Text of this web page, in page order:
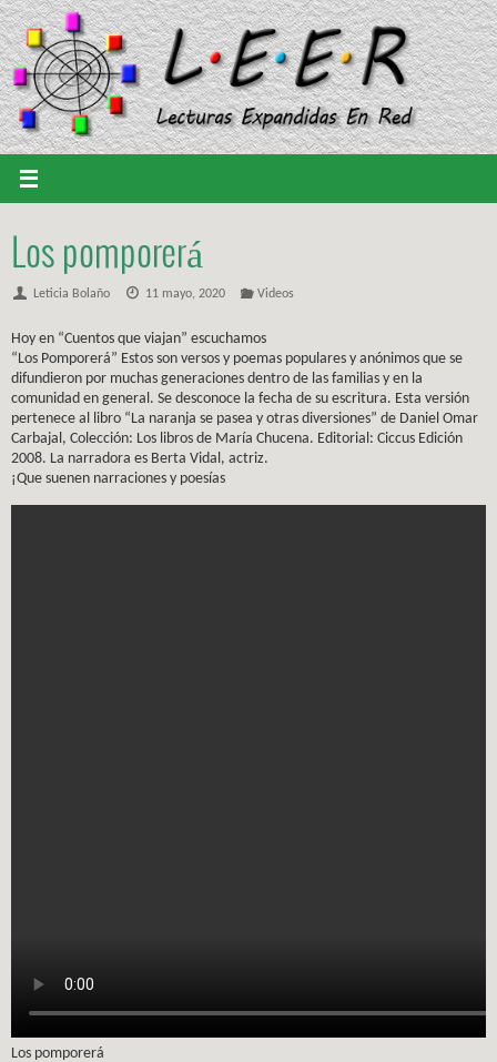
Saltar
al
contenido
Los pomporerá
Leticia Bolaño 11 mayo, 2020 Videos
Hoy en “Cuentos que viajan” escuchamos
“Los Pomporerá” Estos son versos y poemas populares y anónimos que se
difundieron por muchas generaciones dentro de las familias y en la
comunidad en general. Se desconoce la fecha de su escritura. Esta versión
pertenece al libro “La naranja se pasea y otras diversiones” de Daniel Omar
Carbajal, Colección: Los libros de María Chucena. Editorial: Ciccus Edición
2008. La narradora es Berta Vidal, actriz.
¡Que suenen narraciones y poesías
Los pomporerá